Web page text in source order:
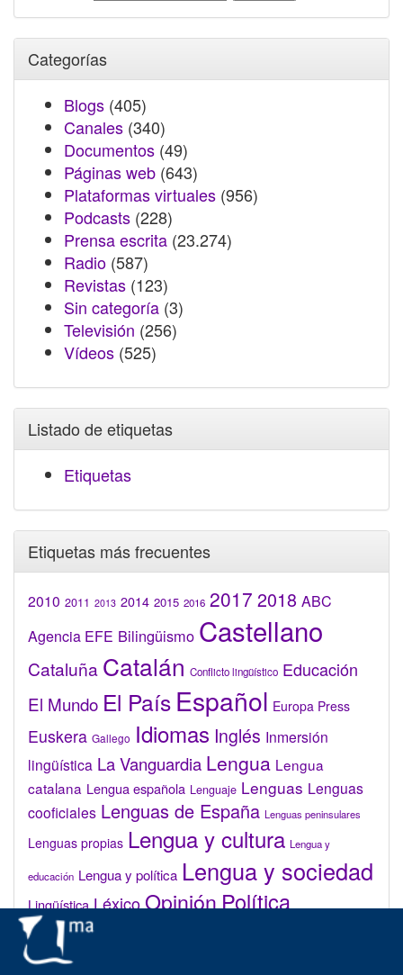
Categorías
Blogs (405)
Canales (340)
Documentos (49)
Páginas web (643)
Plataformas virtuales (956)
Podcasts (228)
Prensa escrita (23.274)
Radio (587)
Revistas (123)
Sin categoría (3)
Televisión (256)
Vídeos (525)
Listado de etiquetas
Etiquetas
Etiquetas más frecuentes
2010 2011 2013 2014 2015 2016 2017 2018 ABC
Agencia EFE Bilingüismo Castellano
Cataluña Catalán Conflicto lingüístico Educación
El Mundo El País Español Europa Press
Euskera Gallego Idiomas Inglés Inmersión
lingüística La Vanguardia Lengua Lengua
catalana Lengua española Lenguaje Lenguas Lenguas
cooficiales Lenguas de España Lenguas peninsulares
Lenguas propias Lengua y cultura Lengua y
educación Lengua y política Lengua y sociedad
Lingüística LéxicoOpiniónPolítica
lingüística
Valenciano